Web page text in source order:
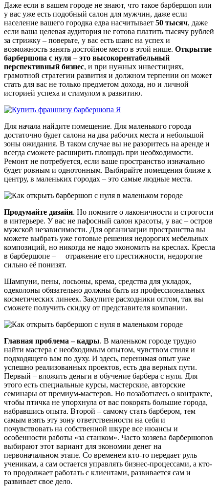
Даже если в вашем городе не знают, что такое барбершоп или
у вас уже есть подобный салон для мужчин, даже если
население вашего городка едва насчитывает 50 тысяч, даже
если ваша целевая аудитория не готова платить тысячу рублей
за стрижку – поверьте, у вас есть шанс на успех и
возможность занять достойное место в этой нише. Открытие
барбершопа с нуля – это высокорентабельный
перспективный бизнес, и при нужных инвестициях,
грамотной стратегии развития и должном терпении он может
стать для вас не только предметом дохода, но и личной
историей успеха и стимулом к развитию.
Для начала найдите помещение. Для маленького города
достаточно будет салона на два рабочих места и небольшой
зоны ожидания. В таком случае вы не разоритесь на аренде и
всегда сможете расширить площадь при необходимости.
Ремонт не потребуется, если ваше пространство изначально
будет ровным и однотонным. Выбирайте помещения ближе к
центру, в маленьких городах – это самые людные места.
Продумайте дизайн. Но помните о лаконичности и строгости
в интерьере. У вас не пафосный салон красоты, у вас – остров
мужской независимости. Для организации пространства вы
можете выбрать уже готовые решения недорогих мебельных
композиций, но никогда не надо экономить на креслах. Кресла
в барбершопе – отражение его престижности, недорогие
сильно её понизят.
Шампуни, пены, лосьоны, крема, средства для укладок,
одеколоны обязательно должны быть из профессиональных
косметических линеек. Закупите расходники оптом, так вы
сможете получить скидку от представителя компании.
Главная проблема – кадры. В маленьком городе трудно
найти мастера с необходимым опытом, чувством стиля и
подходящего вам по духу. И здесь, перенимая опыт уже
успешно реализованных проектов, есть два верных пути.
Первый – вложить деньги в обучение барбера с нуля. Для
этого есть специальные курсы, мастерские, авторские
семинары от премиум-мастеров. Но позаботьтесь о контракте,
чтобы птичка не упорхнула от вас покорять большие города,
набравшись опыта. Второй – самому стать барбером, тем
самым взять эту зону ответственности на себя и
почувствовать на собственной шкуре все нюансы и
особенности работы «за станком». Часто хозяева барбершопов
выбирают этот вариант для экономии денег на
первоначальном этапе. Со временем кто-то передает руль
ученикам, а сам остается управлять бизнес-процессами, а кто-
то продолжает работать с клиентами, развивается сам и
развивает свое дело.